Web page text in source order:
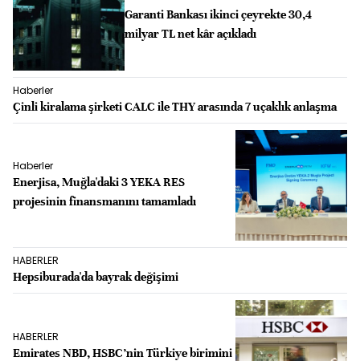
Garanti Bankası ikinci çeyrekte 30,4
milyar TL net kâr açıkladı
Haberler
Çinli kiralama şirketi CALC ile THY arasında 7 uçaklık anlaşma
Haberler
Enerjisa, Muğla'daki 3 YEKA RES
projesinin finansmanını tamamladı
HABERLER
Hepsiburada'da bayrak değişimi
HABERLER
Emirates NBD, HSBC’nin Türkiye birimini